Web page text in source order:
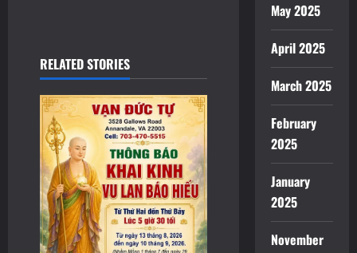
i
o
n
RELATED STORIES
May 2025
April 2025
March 2025
February
2025
January
2025
November